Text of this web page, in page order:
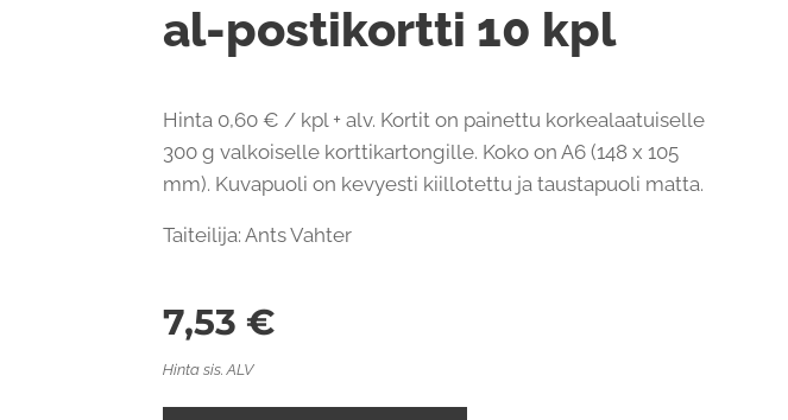
al-postikortti 10 kpl
Hinta 0,60 € / kpl + alv. Kortit on painettu korkealaatuiselle
300 g valkoiselle korttikartongille. Koko on A6 (148 x 105
mm). Kuvapuoli on kevyesti kiillotettu ja taustapuoli matta.
Taiteilija: Ants Vahter
7,53 €
Hinta sis. ALV